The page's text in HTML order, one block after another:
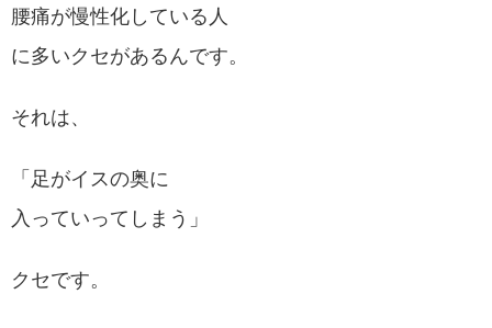
腰痛が慢性化している人
に多いクセがあるんです。
それは、
「足がイスの奥に
入っていってしまう」
クセです。